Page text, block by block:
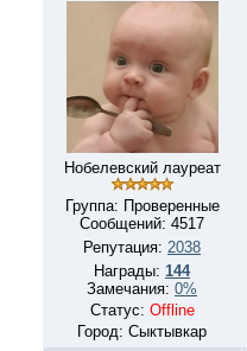
Нобелевский лауреат
Группа: Проверенные
Сообщений: 4517
Репутация: 2038
Награды: 144
Замечания: 0%
Статус: Offline
Город: Сыктывкар